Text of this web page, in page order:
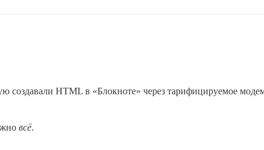
создавали HTML в «Блокноте» через тарифицируемое
всё.